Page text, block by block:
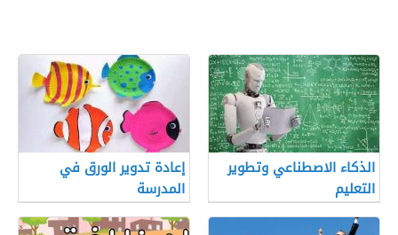
الذكاء الاصطناعي وتطوير
التعليم
إعادة تدوير الورق في
المدرسة